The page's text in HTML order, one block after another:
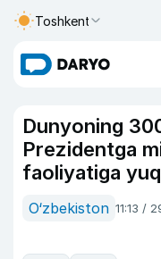
Toshkent
Dunyoning
Prezidentga
faoliyatiga
O‘zbekiston 11:13 /